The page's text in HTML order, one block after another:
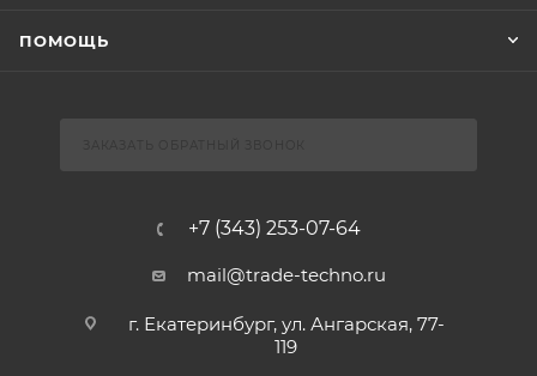
ПОМОЩЬ
+7 (343) 253-07-64
mail@trade-techno.ru
г. Екатеринбург, ул. Ангарская, 77-
119